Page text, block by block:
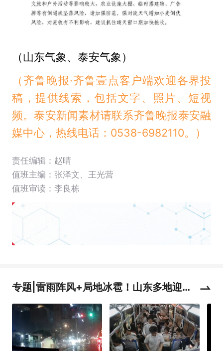
（山东气象、泰安气象）
（齐鲁晚报·齐鲁壹点客户端欢迎各界投
稿，提供线索，包括文字、照片、短视
频。泰安新闻素材请联系齐鲁晚报泰安融
媒中心，热线电话：0538-6982110。）
责任编辑：赵晴
值班主编： 张泽文
王光营
值班审读：李良栋
专题|雷雨阵风+局地冰雹！山东多地迎强
对流天气